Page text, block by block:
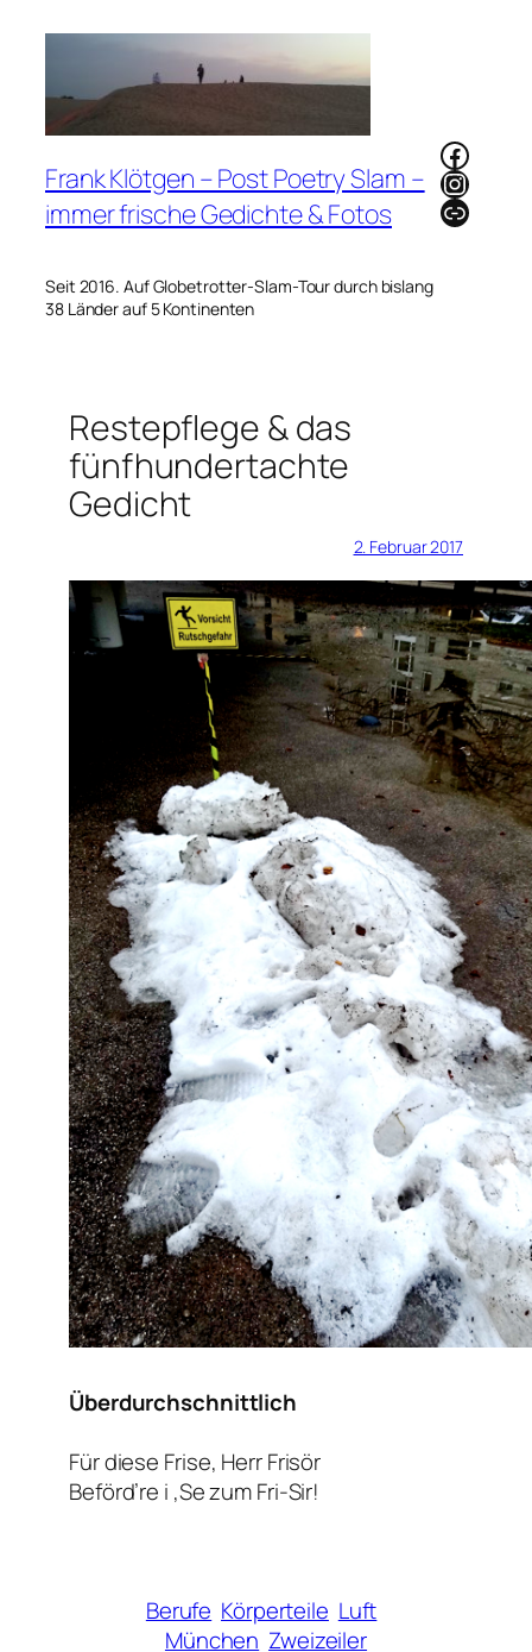
Frank Klötgen – Post Poetry Slam –
immer frische Gedichte & Fotos
Seit 2016. Auf Globetrotter-Slam-Tour durch bislang
38 Länder auf 5 Kontinenten
Link
Restepflege & das
fünfhundertachte
Gedicht
2. Februar 2017
Überdurchschnittlich
Für diese Frise, Herr Frisör
Beförd’re i ‚Se zum Fri-Sir!
Berufe Körperteile Luft
München Zweizeiler